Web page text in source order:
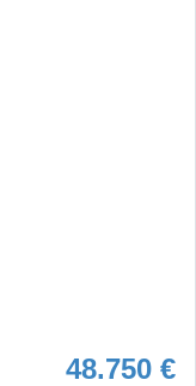
48.750 €